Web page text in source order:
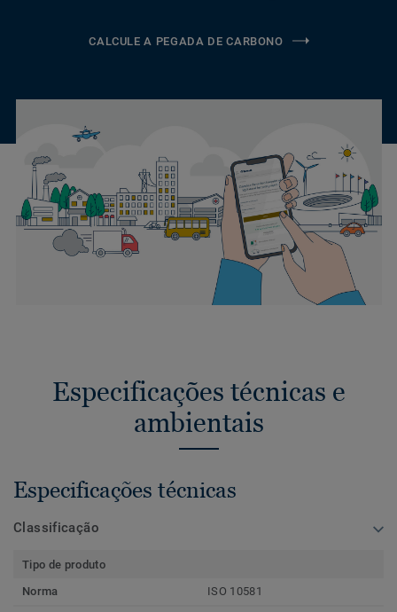
CALCULE A PEGADA DE CARBONO
Especificações técnicas e
ambientais
Especificações técnicas
Classificação
Tipo de produto
Norma
ISO 10581